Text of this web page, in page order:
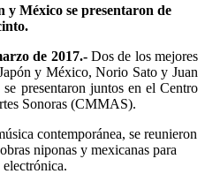
y México se presentaron de
de 2017.-Dos de los mejores
y México, Norio Sato y Juan
presentaron juntos en el Centro
Sonoras (CMMAS).
contemporánea, se reunieron
niponas y mexicanas para